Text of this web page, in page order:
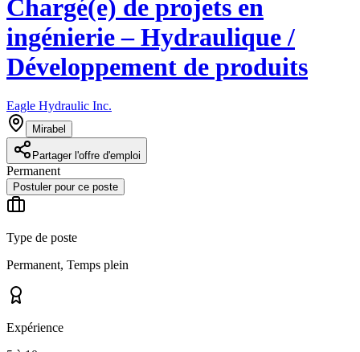
Chargé(e) de projets en
ingénierie – Hydraulique /
Développement de produits
Eagle Hydraulic Inc.
Mirabel
Partager l'offre d'emploi
Permanent
Postuler pour ce poste
Type de poste
Permanent, Temps plein
Expérience